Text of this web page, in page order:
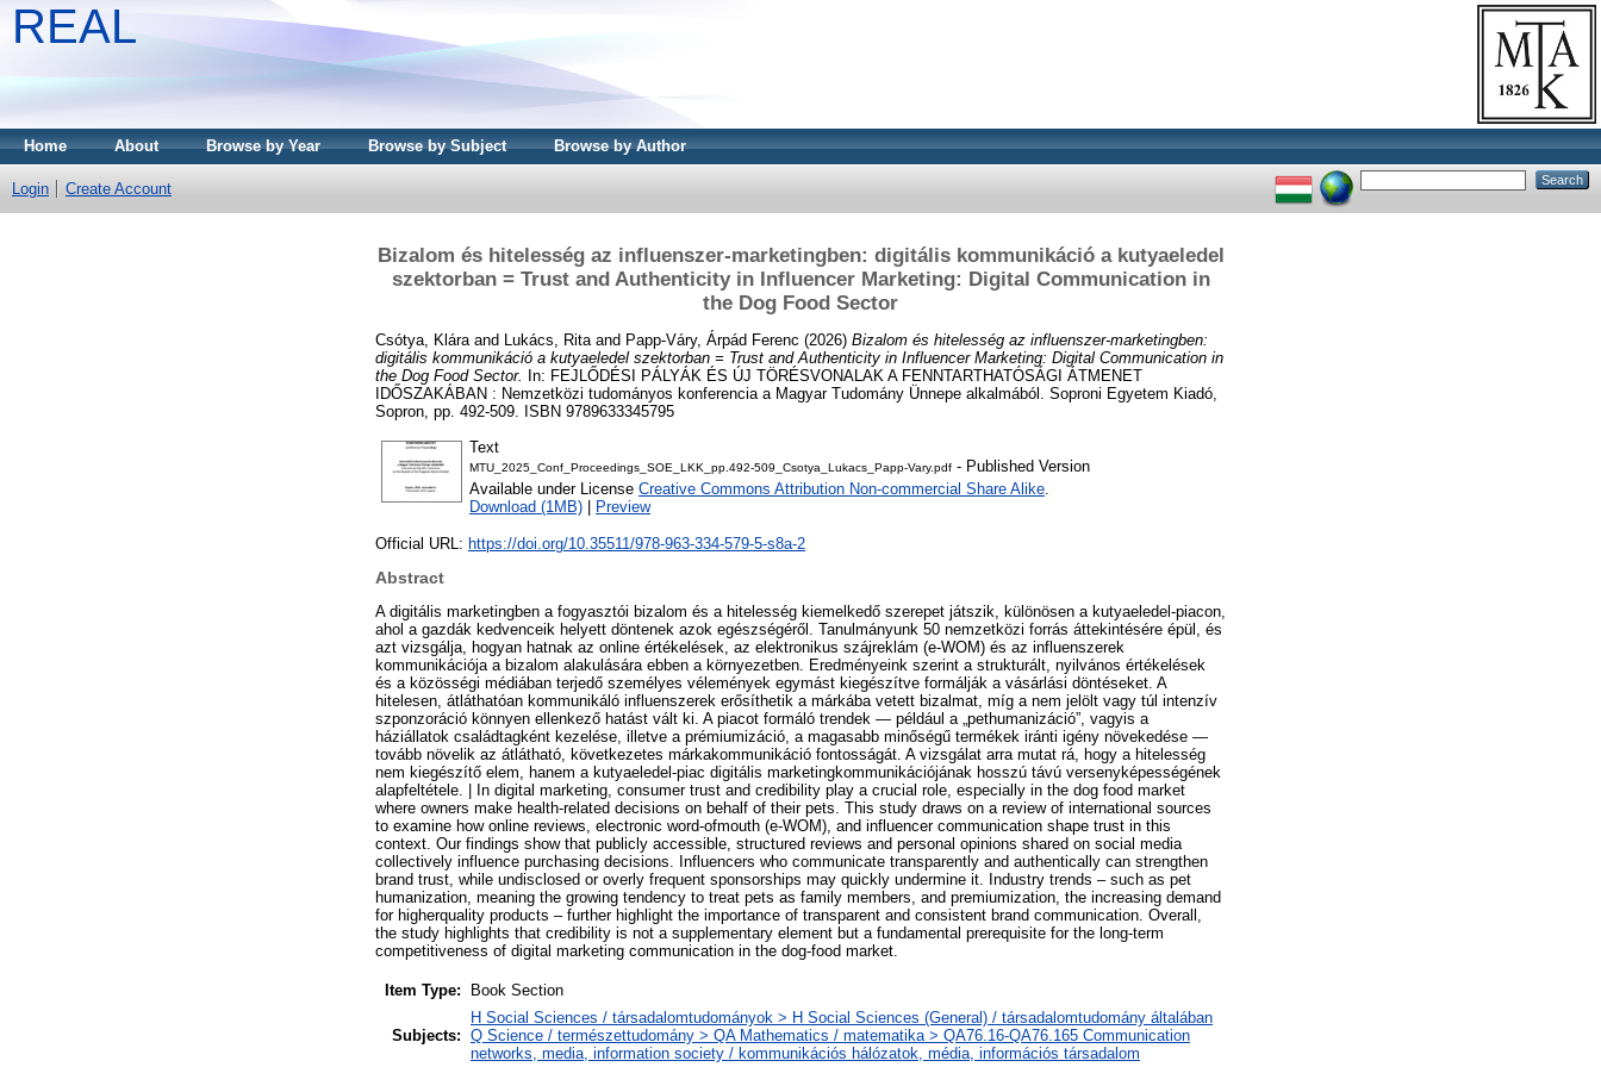
REAL
Home About Browse by Year Browse by Subject Browse by Author
Login Create Account
Bizalom és hitelesség az influenszer-marketingben: digitális kommunikáció a kutyaeledel
szektorban = Trust and Authenticity in Influencer Marketing: Digital Communication in
the Dog Food Sector
Csótya, Klára and Lukács, Rita and Papp-Váry, Árpád Ferenc (2026) Bizalom és hitelesség az influenszer-marketingben:
digitális kommunikáció a kutyaeledel szektorban = Trust and Authenticity in Influencer Marketing: Digital Communication in
the Dog Food Sector. In: FEJLŐDÉSI PÁLYÁK ÉS ÚJ TÖRÉSVONALAK A FENNTARTHATÓSÁGI ÁTMENET
IDŐSZAKÁBAN : Nemzetközi tudományos konferencia a Magyar Tudomány Ünnepe alkalmából. Soproni Egyetem Kiadó,
Sopron, pp. 492-509. ISBN 9789633345795
Text
MTU_2025_Conf_Proceedings_SOE_LKK_pp.492-509_Csotya_Lukacs_Papp-Vary.pdf - Published Version
Available under License Creative Commons Attribution Non-commercial Share Alike.
Download (1MB)
Preview
Official URL: https://doi.org/10.35511/978-963-334-579-5-s8a-2
Abstract
A digitális marketingben a fogyasztói bizalom és a hitelesség kiemelkedő szerepet játszik, különösen a kutyaeledel-piacon,
ahol a gazdák kedvenceik helyett döntenek azok egészségéről. Tanulmányunk 50 nemzetközi forrás áttekintésére épül, és
azt vizsgálja, hogyan hatnak az online értékelések, az elektronikus szájreklám (e-WOM) és az influenszerek
kommunikációja a bizalom alakulására ebben a környezetben. Eredményeink szerint a strukturált, nyilvános értékelések
és a közösségi médiában terjedő személyes vélemények egymást kiegészítve formálják a vásárlási döntéseket. A
hitelesen, átláthatóan kommunikáló influenszerek erősíthetik a márkába vetett bizalmat, míg a nem jelölt vagy túl intenzív
szponzoráció könnyen ellenkező hatást vált ki. A piacot formáló trendek — például a „pethumanizáció”, vagyis a
háziállatok családtagként kezelése, illetve a prémiumizáció, a magasabb minőségű termékek iránti igény növekedése —
tovább növelik az átlátható, következetes márkakommunikáció fontosságát. A vizsgálat arra mutat rá, hogy a hitelesség
nem kiegészítő elem, hanem a kutyaeledel-piac digitális marketingkommunikációjának hosszú távú versenyképességének
alapfeltétele. | In digital marketing, consumer trust and credibility play a crucial role, especially in the dog food market
where owners make health-related decisions on behalf of their pets. This study draws on a review of international sources
to examine how online reviews, electronic word-ofmouth (e-WOM), and influencer communication shape trust in this
context. Our findings show that publicly accessible, structured reviews and personal opinions shared on social media
collectively influence purchasing decisions. Influencers who communicate transparently and authentically can strengthen
brand trust, while undisclosed or overly frequent sponsorships may quickly undermine it. Industry trends – such as pet
humanization, meaning the growing tendency to treat pets as family members, and premiumization, the increasing demand
for higherquality products – further highlight the importance of transparent and consistent brand communication. Overall,
the study highlights that credibility is not a supplementary element but a fundamental prerequisite for the long-term
competitiveness of digital marketing communication in the dog-food market.
Item Type: Book Section
Subjects:
H Social Sciences / társadalomtudományok > H Social Sciences (General) / társadalomtudomány általában
Q Science / természettudomány > QA Mathematics / matematika > QA76.16-QA76.165 Communication
networks, media, information society / kommunikációs hálózatok, média, információs társadalom